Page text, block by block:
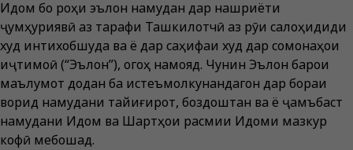
Иқдом бо роҳи эълон намудан дар нашриёти
ҷумҳуриявӣ аз тарафи Ташкилотчӣ аз рӯи салоҳидиди
худ интихобшуда ва ё дар саҳифаи худ дар сомонаҳои
иҷтимоӣ (“Эълон”), огоҳ намояд. Чунин Эълон барои
маълумот додан ба истеъмолкунандагон дар бораи
ворид намудани тайиғирот, боздоштан ва ё ҷамъбаст
намудани Иқдом ва Шартҳои расмии Иқдоми мазкур
кофӣ мебошад.